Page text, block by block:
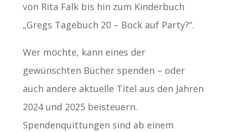
von Rita Falk bis hin zum Kinderbuch
„Gregs Tagebuch 20 – Bock auf Party?“.
Wer möchte, kann eines der
gewünschten Bücher spenden – oder
auch andere aktuelle Titel aus den Jahren
2024 und 2025 beisteuern.
Spendenquittungen sind ab einem